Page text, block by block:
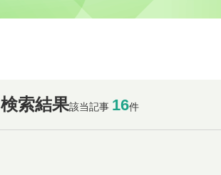
検索結果該当記事 16件